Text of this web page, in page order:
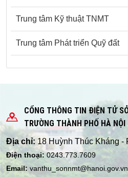
Trung tâm Kỹ thuật TNMT
Trung tâm Phát triển Quỹ đất
CỔNG THÔNG TIN ĐIỆN TỬ
TRƯỜNG THÀNH PHỐ HÀ NỘI
Địa chỉ: 18 Huỳnh Thúc Kháng -
Điện thoại: 0243.773.7609
Email: vanthu_sonnmt@hanoi.gov.vn